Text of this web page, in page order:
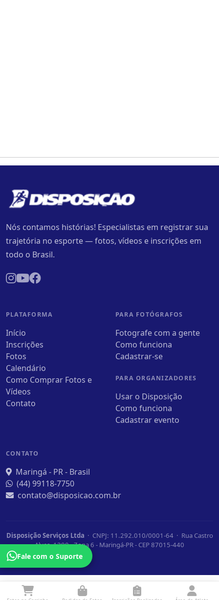
Nós contamos histórias! Especialistas em registrar sua
trajetória no esporte — fotos, vídeos e inscrições em
todo o Brasil.
PLATAFORMA
Início
Inscrições
Fotos
Calendário
Como Comprar Fotos e
Vídeos
Contato
PARA FOTÓGRAFOS
Fotografe com a gente
Como funciona
Cadastrar-se
PARA ORGANIZADORES
Usar o Disposição
Como funciona
Cadastrar evento
CONTATO
Maringá - PR - Brasil
(44) 99118-7750
contato@disposicao.com.br
Disposição Serviços Ltda · CNPJ: 11.292.010/0001-64 · Rua Castro
Alves, 1390 - Zona 6 - Maringá-PR - CEP 87015-440
Fale com o Suporte